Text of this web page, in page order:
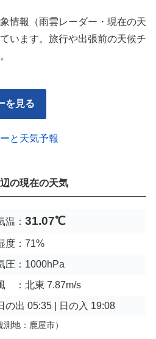
情報（雨雲レーダー・現在の天
います。旅行や出張前の天候チ
を見る
と天気予報
の現在の天気
温： 31.07℃
度：71%
圧：1000hPa
：北東 7.87m/s
の出 05:35 | 日の入 19:08
測地：鹿屋市）